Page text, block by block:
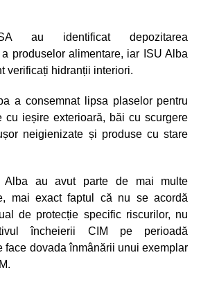
au identificat depozitarea
produselor alimentare, iar ISU Alba
verificați hidranții interiori.
a consemnat lipsa plaselor pentru
cu ieșire exterioară, băi cu scurgere
neigienizate și produse cu stare
Alba au avut parte de mai multe
mai exact faptul că nu se acordă
de protecție specific riscurilor, nu
încheierii CIM pe perioadă
face dovada înmânării unui exemplar